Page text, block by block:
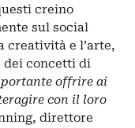
creino
sul social
creatività e l’arte,
dei concetti di
offrire ai
con il loro
direttore